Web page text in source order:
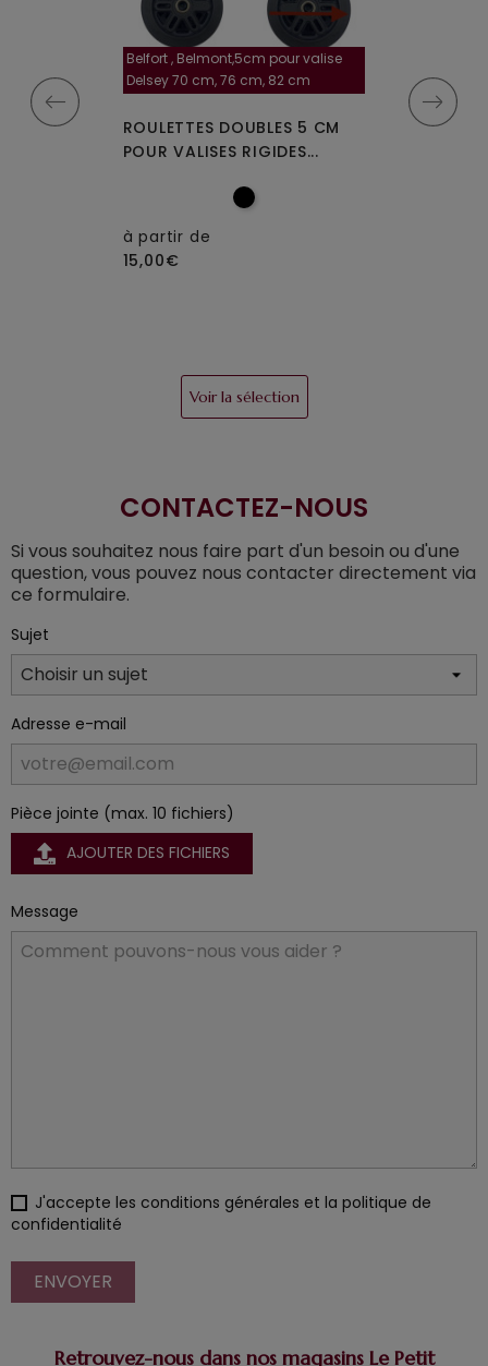
roulette, 4 cm
A-35
Belfort , Belmont,5cm pour valise
Delsey 70 cm, 76 cm, 82 cm
ROULETTES DOUBLES 5 CM
POUR VALISES RIGIDES...
à partir de
15,00€
A-115segur
ROULETTES
Voir la sélection
CONTACTEZ-NOUS
Si vous souhaitez nous faire part d'un besoin ou d'une
question, vous pouvez nous contacter directement via
ce formulaire.
Sujet
Adresse e-mail
Pièce jointe (max. 10 fichiers)
AJOUTER DES FICHIERS
Message
J'accepte les conditions générales et la politique de
confidentialité
ENVOYER
Retrouvez-nous dans nos magasins Le Petit